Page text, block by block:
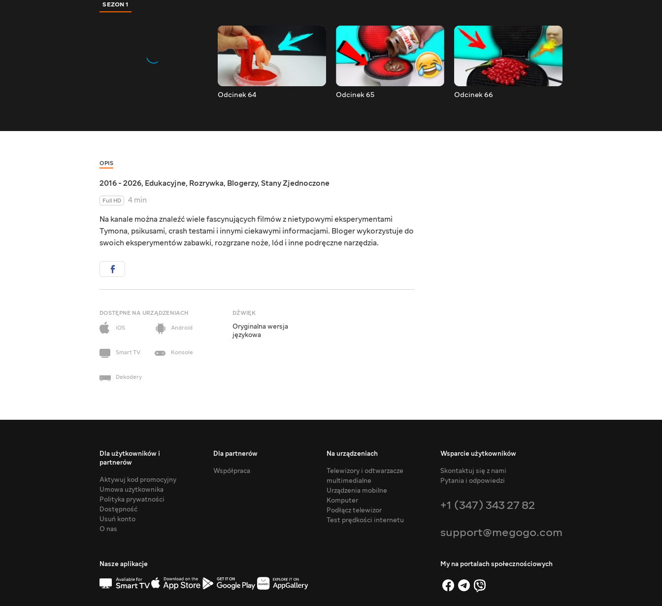
SEZON 1
Odcinek 64 Odcinek 65 Odcinek 66
OPIS
2016 - 2026, Edukacyjne, Rozrywka, Blogerzy, Stany Zjednoczone
Full HD
4 min
Na kanale można znaleźć wiele fascynujących filmów z nietypowymi eksperymentami
Tymona, psikusami, crash testami i innymi ciekawymi informacjami. Bloger wykorzystuje do
swoich eksperymentów zabawki, rozgrzane noże, lód i inne podręczne narzędzia.
DOSTĘPNE NA URZĄDZENIACH
iOS
Android
Smart TV Konsole
Dekodery
DŹWIĘK
Oryginalna wersja
językowa
Dla użytkowników i
partnerów
Aktywuj kod promocyjny
Umowa użytkownika
Polityka prywatności
Dostępność
Usuń konto
O nas
Dla partnerów
Współpraca
Na urządzeniach
Telewizory i odtwarzacze
multimedialne
Urządzenia mobilne
Komputer
Podłącz telewizor
Test prędkości internetu
Wsparcie użytkowników
Skontaktuj się z nami
Pytania i odpowiedzi
+1 (347) 343 27 82
support@megogo.com
Nasze aplikacje My na portalach społecznościowych